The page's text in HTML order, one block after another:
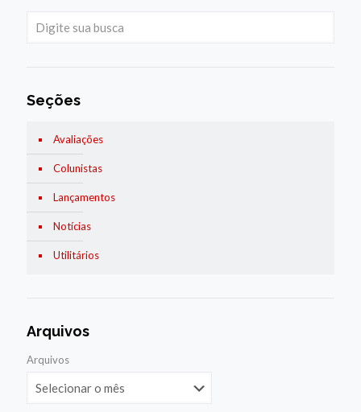
Seções
Avaliações
Colunistas
Lançamentos
Notícias
Utilitários
Arquivos
Arquivos